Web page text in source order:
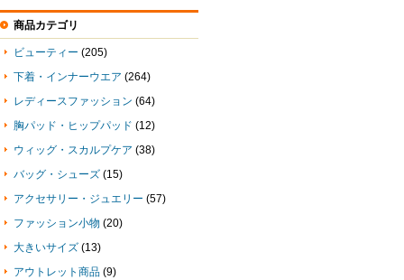
商品カテゴリ
ビューティー (205)
下着・インナーウエア (264)
レディースファッション (64)
胸パッド・ヒップパッド (12)
ウィッグ・スカルプケア (38)
バッグ・シューズ (15)
アクセサリー・ジュエリー (57)
ファッション小物 (20)
大きいサイズ (13)
アウトレット商品 (9)